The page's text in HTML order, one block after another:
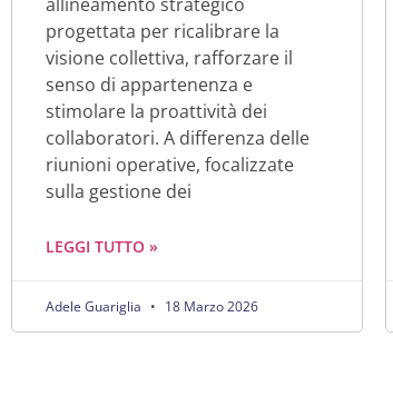
progettata per ricalibrare la
visione collettiva, rafforzare il
senso di appartenenza e
stimolare la proattività dei
collaboratori. A differenza delle
riunioni operative, focalizzate
sulla gestione dei
LEGGI TUTTO »
Adele Guariglia 18 Marzo 2026